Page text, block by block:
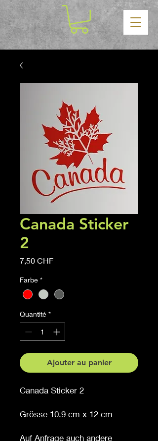
Canada Sticker
2
7,50 CHFPrix
Farbe *
Quantité *
Ajouter au panier
Canada Sticker 2
Grösse 10.9 cm x 12 cm
Auf Anfrage auch andere